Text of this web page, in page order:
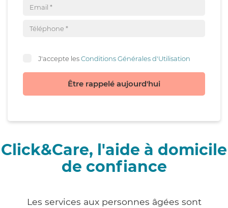
J'accepte lesConditions Générales d'Utilisation
Être rappelé aujourd'hui
Click&Care, l'aide à domicile
de confiance
Les services aux personnes âgées sont